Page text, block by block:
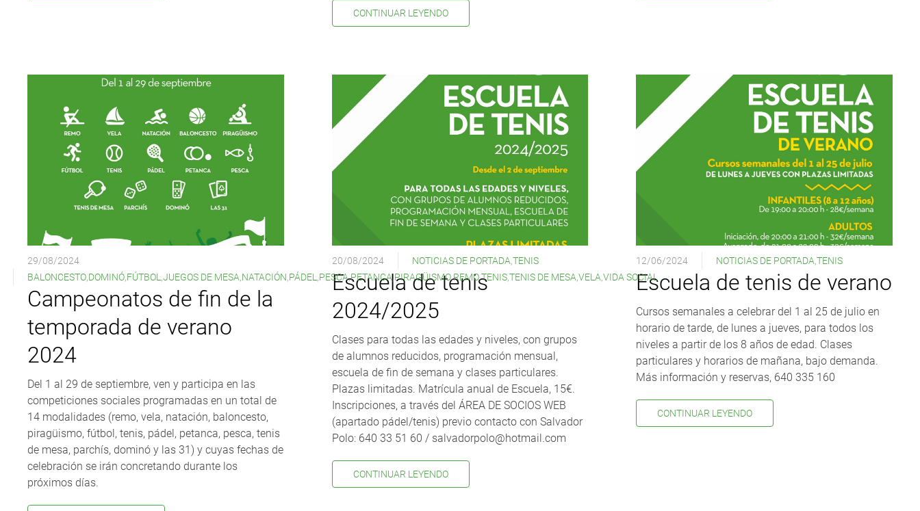
CONTINUAR LEYENDO
29/08/2024
BALONCESTO DOMINÓ FÚTBOL JUEGOS DE MESA NATACIÓN PÁDEL PESCA,PETANCA,PIRAGÜISMO,REMO,TENISTENIS DE MESA VELA VIDA SOCIAL
Campeonatos de fin de la
temporada de verano
2024
Del 1 al 29 de septiembre, ven y participa en las
competiciones sociales programadas en un total de
14 modalidades (remo, vela, natación, baloncesto,
piragüismo, fútbol, tenis, pádel, petanca, pesca, tenis
de mesa, parchís, dominó y las 31) y cuyas fechas de
celebración se irán concretando durante los
próximos días.
20/08/2024 NOTICIAS DE PORTADA TENIS
Escuela de tenis
2024/2025
Clases para todas las edades y niveles, con grupos
de alumnos reducidos, programación mensual,
escuela de fin de semana y clases particulares.
Plazas limitadas. Matrícula anual de Escuela, 15€.
Inscripciones, a través del ÁREA DE SOCIOS WEB
(apartado pádel/tenis) previo contacto con Salvador
Polo: 640 33 51 60 / salvadorpolo@hotmail.com
CONTINUAR LEYENDO
12/06/2024 NOTICIAS DE PORTADA ,TENIS
Escuela de tenis de verano
Cursos semanales a celebrar del 1 al 25 de julio en
horario de tarde, de lunes a jueves, para todos los
niveles a partir de los 8 años de edad. Clases
particulares y horarios de mañana, bajo demanda.
Más información y reservas, 640 335 160
CONTINUAR LEYENDO